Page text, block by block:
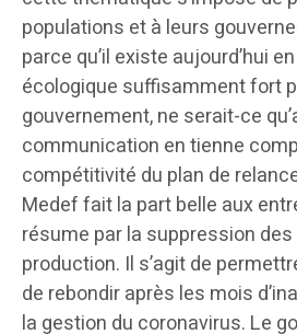
populations et à leurs
parce qu’il existe aujourd’hui
écologique suffisamment fort
gouvernement, ne serait-ce
communication en tienne
compétitivité du plan de
Medef fait la part belle aux
résume par la suppression
production. Il s’agit de
de rebondir après les mois
la gestion du coronavirus. Le